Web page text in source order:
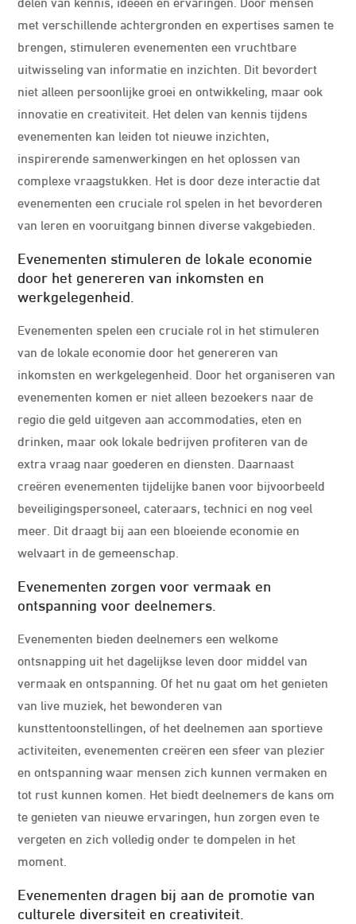
met verschillende achtergronden en expertises samen te
brengen, stimuleren evenementen een vruchtbare
uitwisseling van informatie en inzichten. Dit bevordert
niet alleen persoonlijke groei en ontwikkeling, maar ook
innovatie en creativiteit. Het delen van kennis tijdens
evenementen kan leiden tot nieuwe inzichten,
inspirerende samenwerkingen en het oplossen van
complexe vraagstukken. Het is door deze interactie dat
evenementen een cruciale rol spelen in het bevorderen
van leren en vooruitgang binnen diverse vakgebieden.
Evenementen stimuleren de lokale economie
door het genereren van inkomsten en
werkgelegenheid.
Evenementen spelen een cruciale rol in het stimuleren
van de lokale economie door het genereren van
inkomsten en werkgelegenheid. Door het organiseren van
evenementen komen er niet alleen bezoekers naar de
regio die geld uitgeven aan accommodaties, eten en
drinken, maar ook lokale bedrijven profiteren van de
extra vraag naar goederen en diensten. Daarnaast
creëren evenementen tijdelijke banen voor bijvoorbeeld
beveiligingspersoneel, cateraars, technici en nog veel
meer. Dit draagt bij aan een bloeiende economie en
welvaart in de gemeenschap.
Evenementen zorgen voor vermaak en
ontspanning voor deelnemers.
Evenementen bieden deelnemers een welkome
ontsnapping uit het dagelijkse leven door middel van
vermaak en ontspanning. Of het nu gaat om het genieten
van live muziek, het bewonderen van
kunsttentoonstellingen, of het deelnemen aan sportieve
activiteiten, evenementen creëren een sfeer van plezier
en ontspanning waar mensen zich kunnen vermaken en
tot rust kunnen komen. Het biedt deelnemers de kans om
te genieten van nieuwe ervaringen, hun zorgen even te
vergeten en zich volledig onder te dompelen in het
moment.
Evenementen dragen bij aan de promotie van
culturele diversiteit en creativiteit.